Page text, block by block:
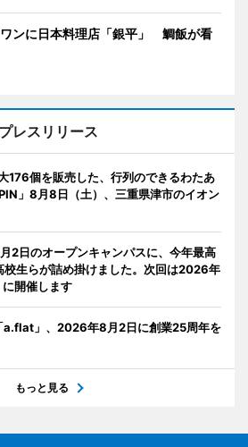
ンに日本料理店「銀平」 鯛飯が看
プレスリリース
176個を販売した、行列のできるわたあ
」8月8日（土）、三重県津市のイオン
2日のオープンキャンパスに、今年最高
生らが詰め掛けました。次回は2026年
開催します
a.flat」、2026年8月2日に創業25周年を
もっと見る